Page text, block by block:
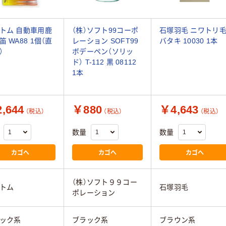
ム 自動車用鹿
WA88 1個（直
（株）ソフト99コーポ
レーション SOFT99
ボデーペン（ソリッ
ド） T-112 黒 08112
1本
石塚羽毛 ニワトリ毛
バタキ 10030 1本
（税込）
カゴへ
￥880 （税込）
数量
カゴへ
￥4,643 （税込）
数量
カゴへ
ム
（株）ソフト９９コー
ポレーション
石塚羽毛
ク系 ブラック系 ブラウン系